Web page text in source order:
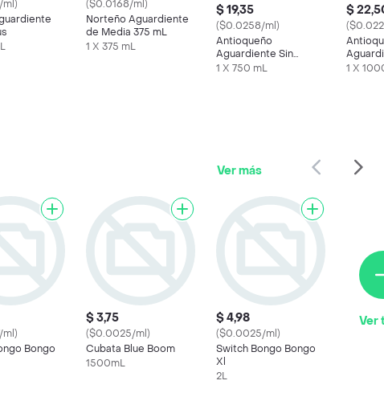
($0.0168/ml)
Norteño Aguardiente
de Media 375 mL
1 X 375 mL
$ 19,35
($0.0258/ml)
Antioqueño
Aguardiente Sin
Azúcar 750 mL
1 X 750 mL
$
Azúcar
1 X
Ver más
Bongo
$ 3,75
($0.0025/ml)
Cubata Blue Boom
1500mL
$ 4,98
($0.0025/ml)
Switch Bongo Bongo
Xl
2L
Ver